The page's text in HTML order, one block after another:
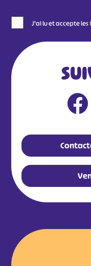
J'ai lu et accepte les